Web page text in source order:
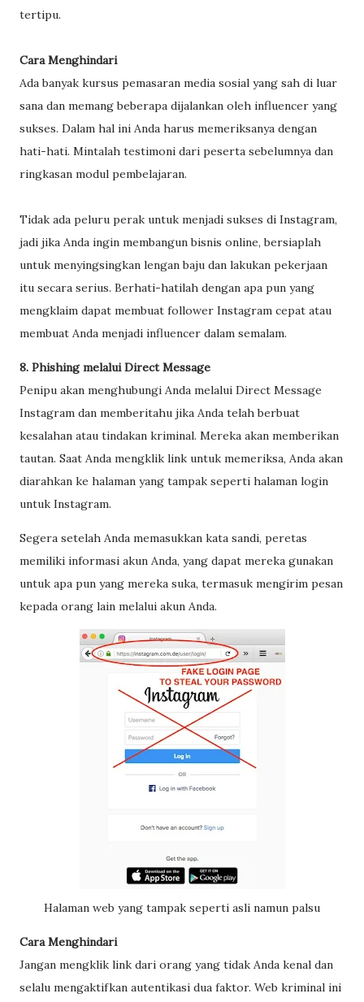
tertipu.
Cara Menghindari
Ada banyak kursus pemasaran media sosial yang sah di luar
sana dan memang beberapa dijalankan oleh influencer yang
sukses. Dalam hal ini Anda harus memeriksanya dengan
hati-hati. Mintalah testimoni dari peserta sebelumnya dan
ringkasan modul pembelajaran.
Tidak ada peluru perak untuk menjadi sukses di Instagram,
jadi jika Anda ingin membangun bisnis online, bersiaplah
untuk menyingsingkan lengan baju dan lakukan pekerjaan
itu secara serius. Berhati-hatilah dengan apa pun yang
mengklaim dapat membuat follower Instagram cepat atau
membuat Anda menjadi influencer dalam semalam.
8. Phishing melalui Direct Message
Penipu akan menghubungi Anda melalui Direct Message
Instagram dan memberitahu jika Anda telah berbuat
kesalahan atau tindakan kriminal. Mereka akan memberikan
tautan. Saat Anda mengklik link untuk memeriksa, Anda akan
diarahkan ke halaman yang tampak seperti halaman login
untuk Instagram.
Segera setelah Anda memasukkan kata sandi, peretas
memiliki informasi akun Anda, yang dapat mereka gunakan
untuk apa pun yang mereka suka, termasuk mengirim pesan
kepada orang lain melalui akun Anda.
Halaman web yang tampak seperti asli namun palsu
Cara Menghindari
Jangan mengklik link dari orang yang tidak Anda kenal dan
selalu mengaktifkan autentikasi dua faktor. Web kriminal ini